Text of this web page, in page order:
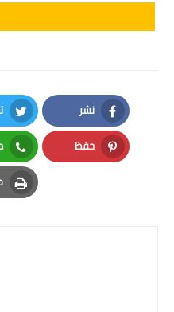
نشر
Facebook
حفظ
Pinterest